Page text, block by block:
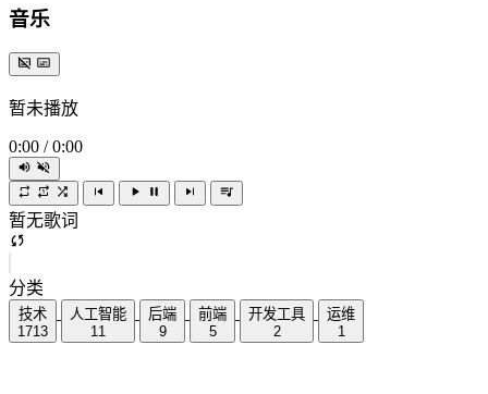
音乐
暂未播放
0:00 / 0:00
暂无歌词
分类
技术
1713
人工智能
11
后端
9
前端
5
开发工具
2
运维
1